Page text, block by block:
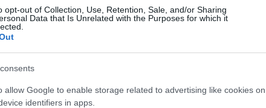
opt-out of Collection, Use, Retention, Sale, and/or Sharing
Data that Is Unrelated with the Purposes for which it
allow Google to enable storage related to advertising like cookies on
identifiers in apps.
di riportare la Salis in Italia in atteso
di detenzione “più umane”. Prima